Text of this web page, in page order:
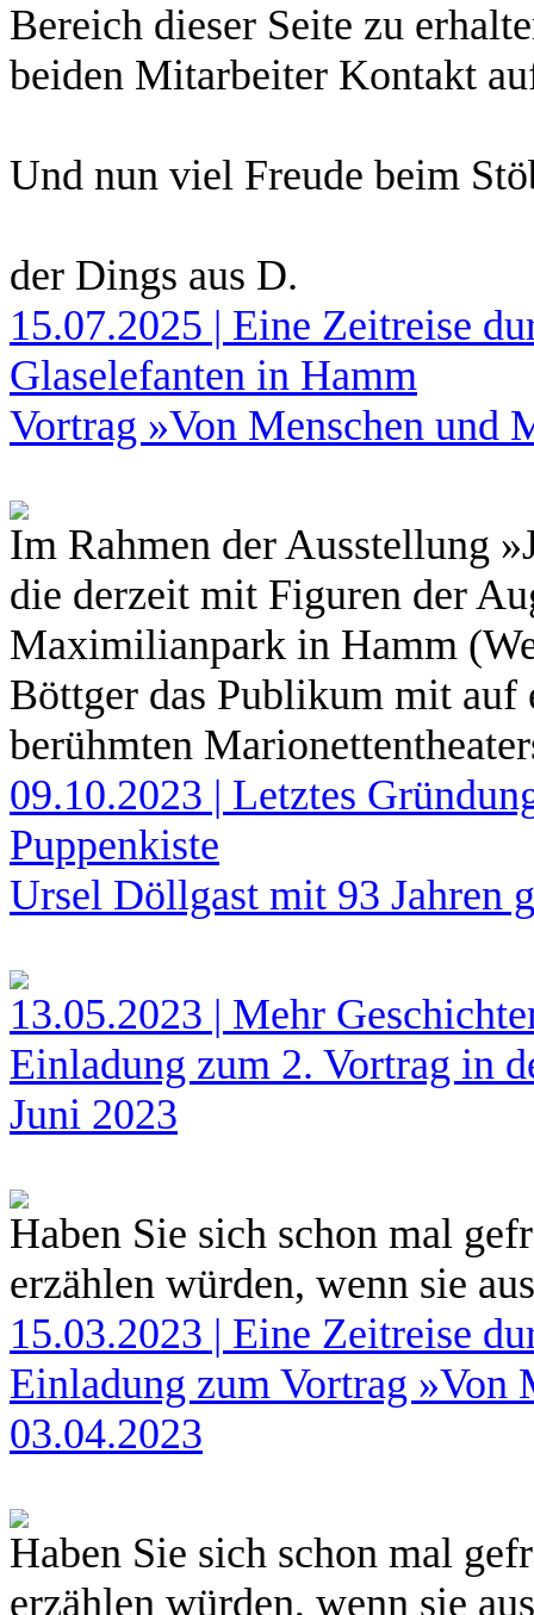
Bereich dieser Seite zu
beiden Mitarbeiter Kontakt
Und nun viel Freude beim
der Dings aus D.
15.07.2025 | Eine Zeitreise
Glaselefanten in Hamm
Vortrag »Von Menschen und
Im Rahmen der Ausstellung
die derzeit mit Figuren der
Maximilianpark in Hamm
Böttger das Publikum mit auf
berühmten
09.10.2023 | Letztes
Puppenkiste
Ursel Döllgast mit 93 Jahren
13.05.2023 | Mehr
Einladung zum 2. Vortrag in
Juni 2023
Haben Sie sich schon mal
erzählen würden, wenn sie
15.03.2023 | Eine Zeitreise
Einladung zum Vortrag »Von
03.04.2023
Haben Sie sich schon mal
erzählen würden, wenn sie